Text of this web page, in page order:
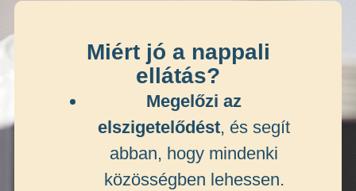
Miért jó a nappali
ellátás?
Megelőzi az
elszigetelődést, és segít
abban, hogy mindenki
közösségben lehessen.